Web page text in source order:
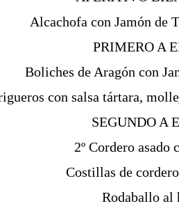
Alcachofa con Jamón de
PRIMERO A
Boliches de Aragón con
con salsa tártara,
SEGUNDO A
2º Cordero asado
Costillas de
Rodaballo al